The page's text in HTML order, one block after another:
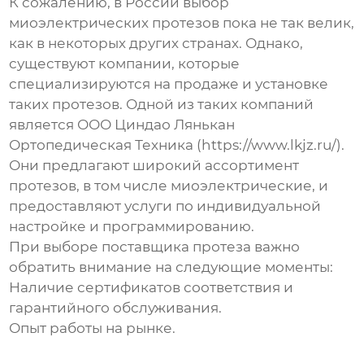
миоэлектрических протезов пока не так велик,
как в некоторых других странах. Однако,
существуют компании, которые
специализируются на продаже и установке
таких протезов. Одной из таких компаний
является ООО Циндао Лянькан
Ортопедическая Техника (https://www.lkjz.ru/).
Они предлагают широкий ассортимент
протезов, в том числе миоэлектрические, и
предоставляют услуги по индивидуальной
настройке и программированию.
При выборе поставщика протеза важно
обратить внимание на следующие моменты:
Наличие сертификатов соответствия и
гарантийного обслуживания.
Опыт работы на рынке.